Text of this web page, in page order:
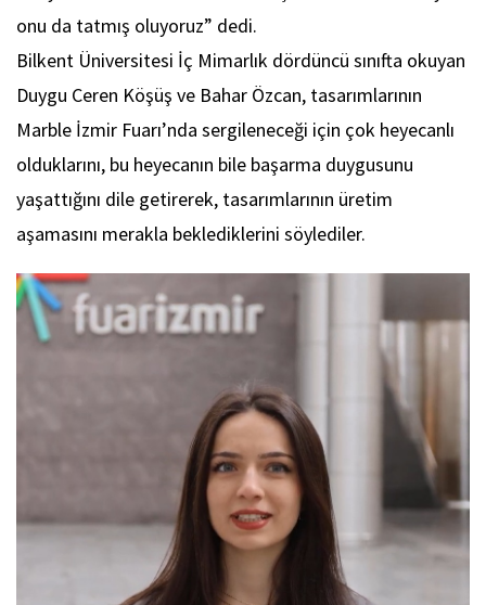
onu da tatmış oluyoruz” dedi.
Bilkent Üniversitesi İç Mimarlık dördüncü sınıfta okuyan
Duygu Ceren Köşüş ve Bahar Özcan, tasarımlarının
Marble İzmir Fuarı’nda sergileneceği için çok heyecanlı
olduklarını, bu heyecanın bile başarma duygusunu
yaşattığını dile getirerek, tasarımlarının üretim
aşamasını merakla beklediklerini söylediler.